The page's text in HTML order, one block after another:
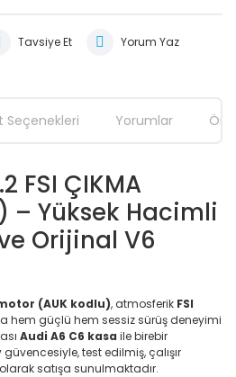
Tavsiye Et Yorum Yaz
Seçenekleri Yorumlar
FSI ÇIKMA
– Yüksek Hacimli
Orijinal V6
(AUK kodlu), atmosferik FSI
hem güçlü hem sessiz sürüş deneyimi
Audi A6 C6 kasa ile birebir
güvencesiyle, test edilmiş, çalışır
satışa sunulmaktadır.